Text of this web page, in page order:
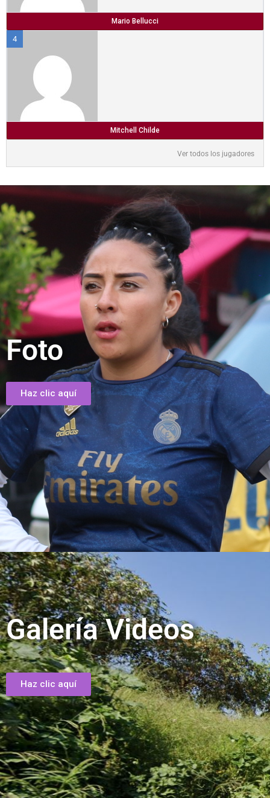
Mario Bellucci
4
Mitchell Childe
Ver todos los jugadores
Foto
Haz clic aquí
Galería Videos
Haz clic aquí